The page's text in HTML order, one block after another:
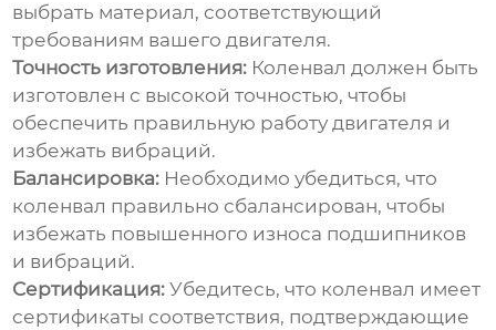
выбрать материал, соответствующий
требованиям вашего двигателя.
Точность изготовления: Коленвал должен быть
изготовлен с высокой точностью, чтобы
обеспечить правильную работу двигателя и
избежать вибраций.
Балансировка: Необходимо убедиться, что
коленвал правильно сбалансирован, чтобы
избежать повышенного износа подшипников
и вибраций.
Сертификация: Убедитесь, что коленвал имеет
сертификаты соответствия, подтверждающие